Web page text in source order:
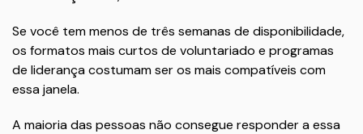
Se você tem menos de três semanas de disponibilidade,
os formatos mais curtos de voluntariado e programas
de liderança costumam ser os mais compatíveis com
essa janela.
A maioria das pessoas não consegue responder a essa